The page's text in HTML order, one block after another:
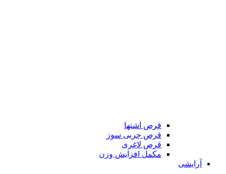
قرص اشتها
قرص چربی سوز
قرص لاغری
مکمل افزایش وزن
آرایشی